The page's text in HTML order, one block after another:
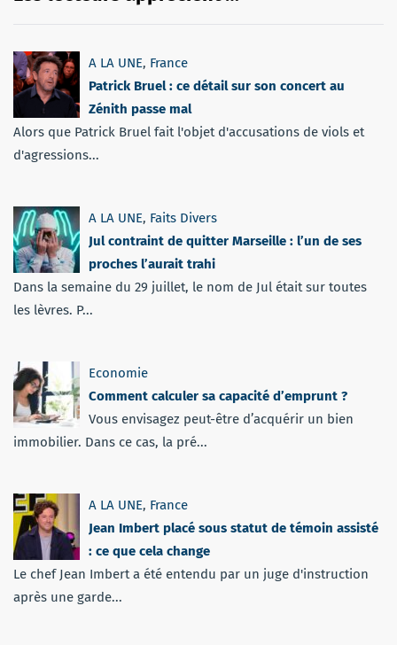
A LA UNE, France
Patrick Bruel : ce détail sur son concert au
Zénith passe mal
Alors que Patrick Bruel fait l'objet d'accusations de viols et
d'agressions...
A LA UNE, Faits Divers
Jul contraint de quitter Marseille : l’un de ses
proches l’aurait trahi
Dans la semaine du 29 juillet, le nom de Jul était sur toutes
les lèvres. P...
Economie
Comment calculer sa capacité d’emprunt ?
Vous envisagez peut-être d’acquérir un bien
immobilier. Dans ce cas, la pré...
A LA UNE, France
Jean Imbert placé sous statut de témoin assisté
: ce que cela change
Le chef Jean Imbert a été entendu par un juge d'instruction
après une garde...